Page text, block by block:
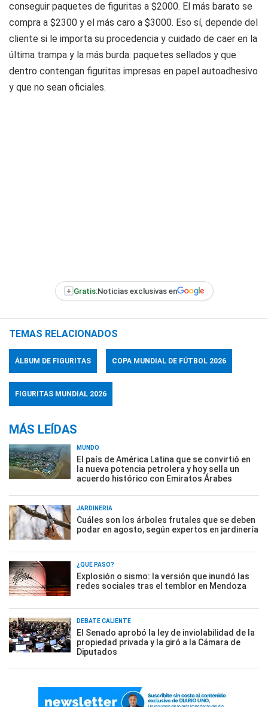
conseguir paquetes de figuritas a $2000. El más barato se
compra a $2300 y el más caro a $3000. Eso sí, depende del
cliente si le importa su procedencia y cuidado de caer en la
última trampa y la más burda: paquetes sellados y que
dentro contengan figuritas impresas en papel autoadhesivo
y que no sean oficiales.
+ Gratis:Noticias exclusivas en
TEMAS RELACIONADOS
ÁLBUM DE FIGURITAS COPA MUNDIAL DE FÚTBOL 2026
FIGURITAS MUNDIAL 2026
MÁS LEÍDAS
MUNDO
El país de América Latina que se convirtió en
la nueva potencia petrolera y hoy sella un
acuerdo histórico con Emiratos Árabes
JARDINERÍA
Cuáles son los árboles frutales que se deben
podar en agosto, según expertos en jardinería
¿QUÉ PASÓ?
Explosión o sismo: la versión que inundó las
redes sociales tras el temblor en Mendoza
DEBATE CALIENTE
El Senado aprobó la ley de inviolabilidad de la
propiedad privada y la giró a la Cámara de
Diputados